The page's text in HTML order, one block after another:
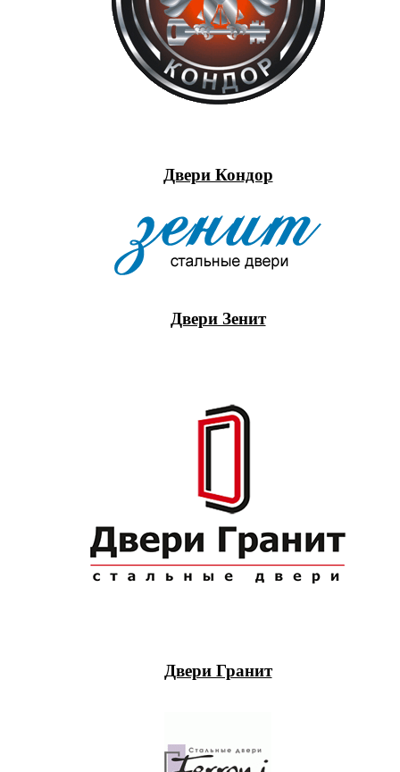
Двери Кондор
Двери Зенит
Двери Гранит